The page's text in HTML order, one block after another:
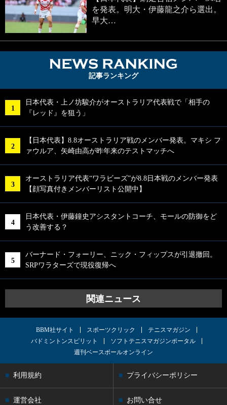
を発表。明大・伊藤龍之介ら選出。
早大…
記事ランキング
日本代表・上ノ坊駿介がオーストラリア代表戦で「相手の
『レッド』を狙う」
【日本代表】8.8オーストラリア戦のメンバー発表。マキシ フ
ァウルア、矢崎由高が昨年来のテストマッチへ
オーストラリア代表“ワラビーズ”が8.8日本戦のメンバー発表
【顔写真付きメンバーリスト公開中】
日本代表・伊藤鐘史アシスタントコーチ、モールの防御をど
う改善する？
バーナード・フォーリー、ニック・フィップスが引退撤回。
SRPワラターズで現役復帰へ
関連ニュース
BBM社サイト スポーツクリック
テニスマガジン
バドミントンスピリット
ソフトテニスマガジンポータル
週刊ベースボールオンライン
利用規約 プライバシーポリシー
運営会社 お問い合せ